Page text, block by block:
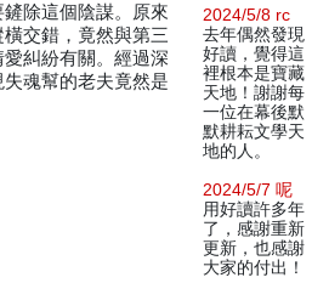
除這個陰謀。原來
交錯，竟然與第三
糾紛有關。經過深
魂幫的老夫竟然是
2024/5/8 rc
去年偶然發現
好讀，覺得這
裡根本是寶藏
天地！謝謝每
一位在幕後默
默耕耘文學天
地的人。
2024/5/7 呢
用好讀許多年
了，感謝重新
更新，也感謝
大家的付出！